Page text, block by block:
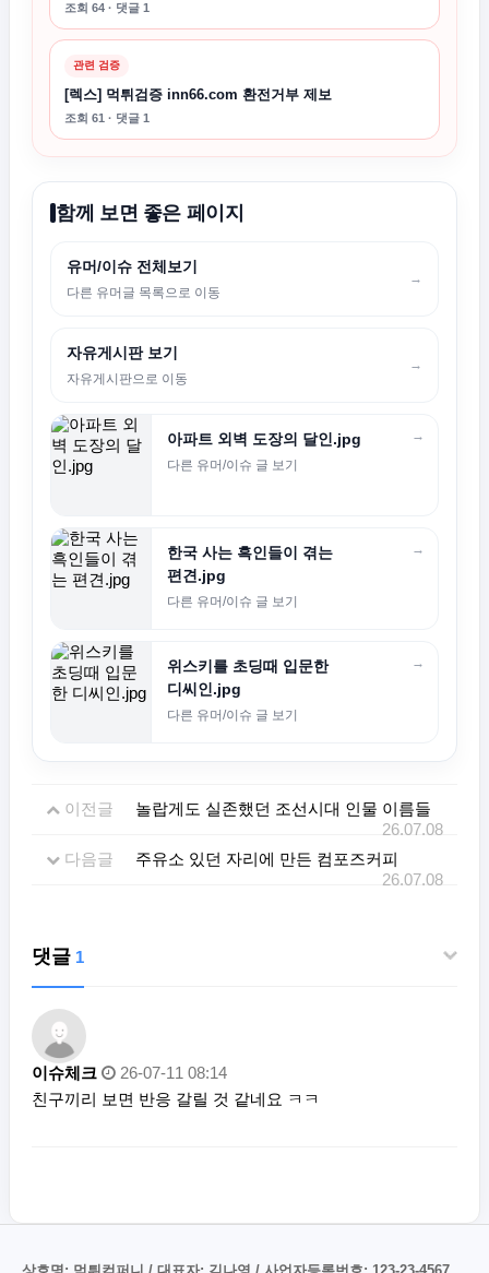
조회 64 · 댓글 1
관련 검증
[렉스] 먹튀검증 inn66.com 환전거부 제보
조회 61 · 댓글 1
함께 보면 좋은 페이지
유머/이슈 전체보기
다른 유머글 목록으로 이동
→
자유게시판 보기
자유게시판으로 이동
→
아파트 외벽 도장의 달인.jpg
다른 유머/이슈 글 보기
→
한국 사는 흑인들이 겪는
편견.jpg
다른 유머/이슈 글 보기
→
위스키를 초딩때 입문한
디씨인.jpg
다른 유머/이슈 글 보기
→
이전글
놀랍게도 실존했던 조선시대 인물 이름들
26.07.08
다음글
주유소 있던 자리에 만든 컴포즈커피
26.07.08
댓글 1
이슈체크
26-07-11 08:14
친구끼리 보면 반응 갈릴 것 같네요 ㅋㅋ
상호명: 먹튀컴퍼니 / 대표자: 김나영 / 사업자등록번호: 123-23-4567